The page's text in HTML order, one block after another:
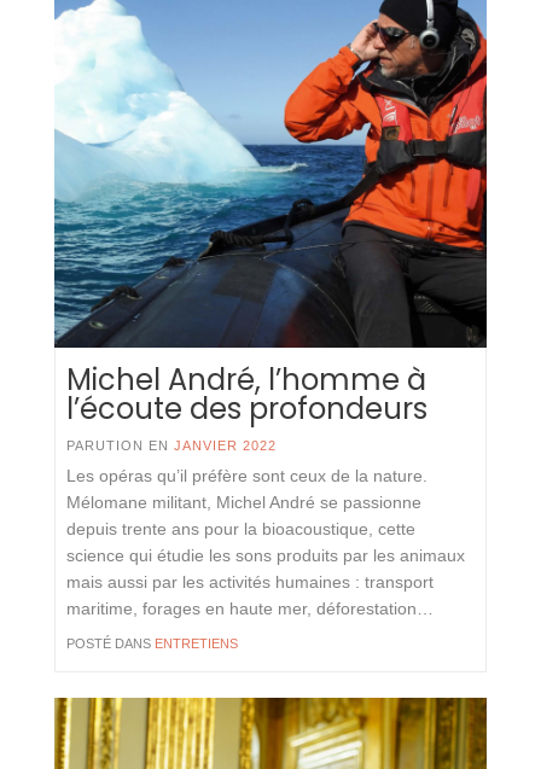
Michel André, l’homme à
l’écoute des profondeurs
PARUTION EN JANVIER 2022
Les opéras qu’il préfère sont ceux de la nature.
Mélomane militant, Michel André se passionne
depuis trente ans pour la bioacoustique, cette
science qui étudie les sons produits par les animaux
mais aussi par les activités humaines : transport
maritime, forages en haute mer, déforestation…
POSTÉ DANS ENTRETIENS